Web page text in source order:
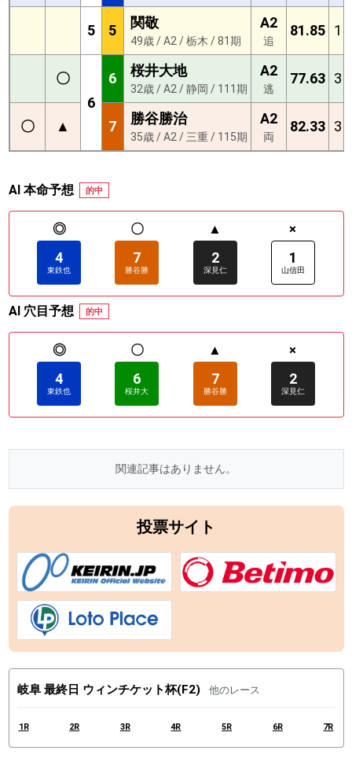
5 5 関敬
49歳 / A2 / 栃木 / 81期
A2
追
81.85 1
〇
6
6 桜井大地
32歳 / A2 / 静岡 / 111期
A2
逃
77.63 3
〇 ▲ 7 勝谷勝治
35歳 / A2 / 三重 / 115期
A2
両
82.33 3
AI 本命予想 的中
◎
4
東鉄也
〇
7
勝谷勝
▲
2
深見仁
×
1
山信田
AI 穴目予想 的中
◎
4
東鉄也
〇
6
桜井大
▲
7
勝谷勝
×
2
深見仁
関連記事はありません。
投票サイト
岐阜 最終日 ウィンチケット杯(F2) 他のレース
1R 2R 3R 4R 5R 6R 7R